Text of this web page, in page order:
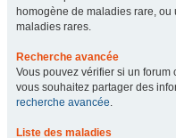
homogène de maladies rare,
maladies rares.
Recherche avancée
Vous pouvez vérifier si un
vous souhaitez partager des
recherche avancée.
Liste des maladies